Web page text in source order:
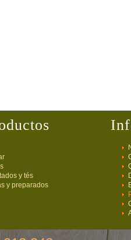
y tés
y preparados